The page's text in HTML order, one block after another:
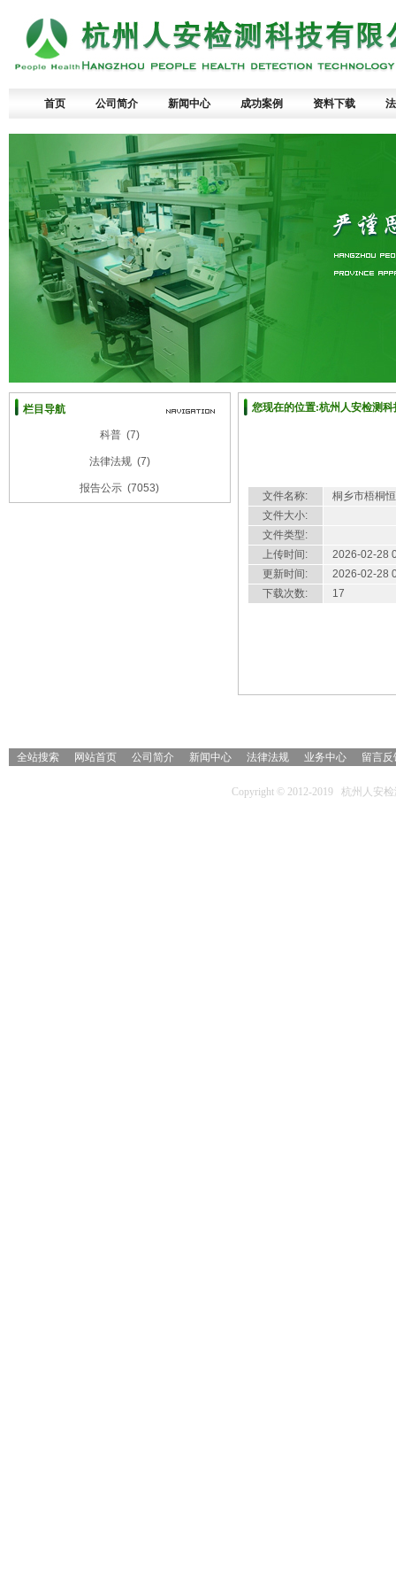
首页 公司简介 新闻中心 成功案例 资料下载
栏目导航
科普(7)
法律法规(7)
报告公示 (7053)
您现在的位置:杭州人安检测
文件名称:
桐乡市梧桐
文件大小:
文件类型:
上传时间:
2026-02-28
更新时间:
2026-02-28
下载次数:
17
全站搜索 网站首页 公司简介 新闻中心 法律法规 业务中心 留言反
Copyright © 2012-2019 杭州人安